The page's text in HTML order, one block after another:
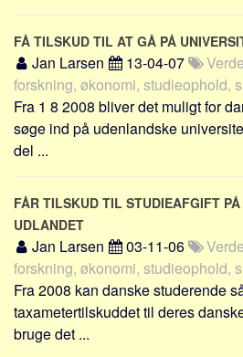
USA
Alle
Nøgleord
Bolig
Job
Virksomhed
Investering
Pension og opsparing
Forbrug
Social sikring og sundhed
Transport
FÅ TILSKUD TIL AT GÅ PÅ
Jan Larsen 13-04-07
forskning, økonomi, studieophold,
Fra 1 8 2008 bliver det muligt for
søge ind på udenlandske
del ...
FÅR TILSKUD TIL STUDIEAFGIFT
UDLANDET
Jan Larsen 03-11-06
forskning, økonomi, studieophold,
Fra 2008 kan danske studerende
taxametertilskuddet til deres
bruge det ...